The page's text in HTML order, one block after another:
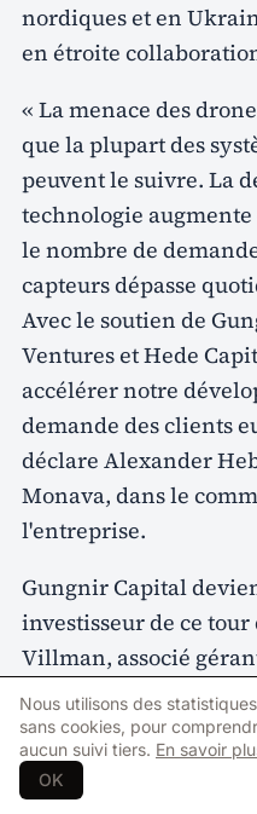
nordiques et en
en étroite
« La menace des
que la plupart des
peuvent le suivre. La
technologie
le nombre de
capteurs dépasse
Avec le soutien de
Ventures et Hede
accélérer notre
demande des clients
déclare Alexander
Monava, dans le
l'entreprise.
Gungnir Capital
investisseur de ce
Villman, associé
même temps le
Monava.
« Monava résout un
Nous utilisons des
sans cookies, pour
aucun suivi tiers. En savoir
OK